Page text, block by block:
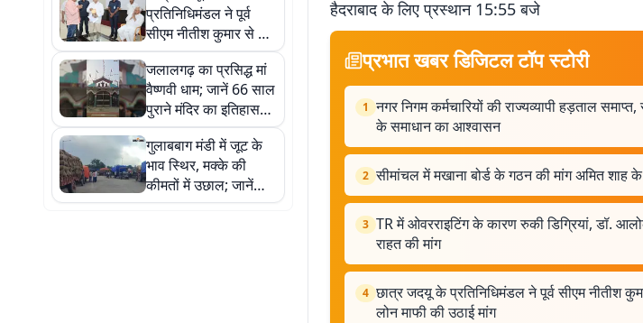
प्रतिनिधिमंडल ने पूर्व
सीएम नीतीश कुमार से की
मुलाकात, स्टूडेंट क्रेडिट
कार्ड लोन माफी की उठाई
मांग
जलालगढ़ का प्रसिद्ध मां
वैष्णवी धाम; जानें 66 साल
पुराने मंदिर का इतिहास
और आस्था की कहानी
गुलाबबाग मंडी में जूट के
भाव स्थिर, मक्के की
कीमतों में उछाल; जानें
ताजा मंडी भाव
हैदराबाद के लिए प्रस्थान 15:55 बजे
प्रभात खबर डिजिटल टॉप स्टोरी
1 नगर निगम कर्मचारियों की राज्यव्यापी हड़ताल
के समाधान का आश्वासन
2 सीमांचल में मखाना बोर्ड के गठन की मांग अमित शाह
3 TR में ओवरराइटिंग के कारण रुकी डिग्रियां, डॉ.
राहत की मांग
4 छात्र जदयू के प्रतिनिधिमंडल ने पूर्व सीएम नीतीश
लोन माफी की उठाई मांग